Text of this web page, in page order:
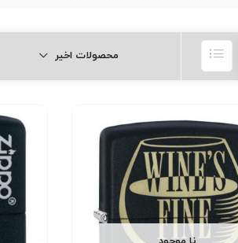
محصولات اخیر